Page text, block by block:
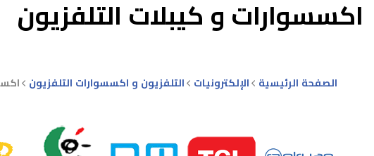
اكسسوارات و كيبلات التلفزيون
الصفحة الرئيسية الإلكترونيات التلفزيون و اكسسوارات التلفزيون